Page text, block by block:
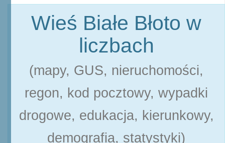
Wieś Białe Błoto w
liczbach
(mapy, GUS, nieruchomości,
regon, kod pocztowy, wypadki
drogowe, edukacja, kierunkowy,
demografia, statystyki)